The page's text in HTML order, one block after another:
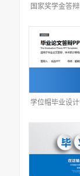
国家奖学金答
学位帽毕业设